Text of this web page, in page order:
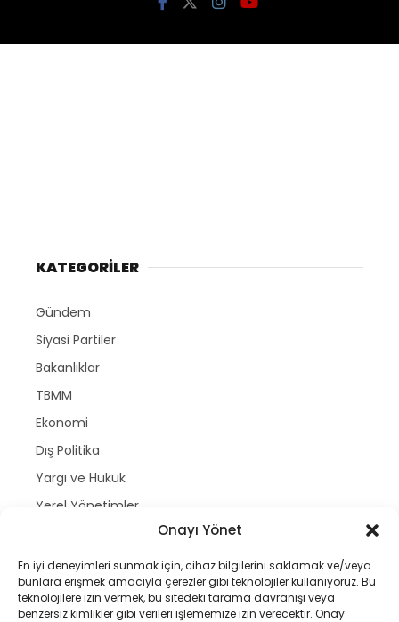
Onayı Yönet
En iyi deneyimleri sunmak için, cihaz bilgilerini saklamak ve/veya
bunlara erişmek amacıyla çerezler gibi teknolojiler kullanıyoruz. Bu
teknolojilere izin vermek, bu sitedeki tarama davranışı veya
benzersiz kimlikler gibi verileri işlememize izin verecektir. Onay
KATEGORİLER
Gündem
Siyasi Partiler
Bakanlıklar
TBMM
Ekonomi
Dış Politika
Yargı ve Hukuk
Yerel Yönetimler
Nöbetçi Eczaneler
Hava Durumu